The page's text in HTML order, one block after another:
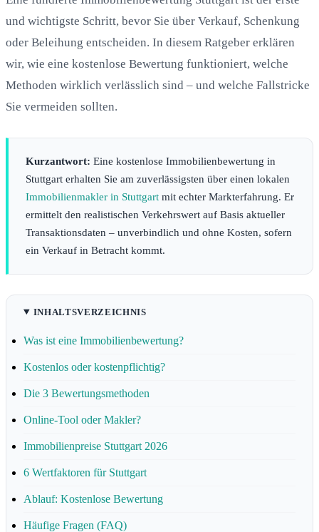
und wichtigste Schritt, bevor Sie über Verkauf, Schenkung
oder Beleihung entscheiden. In diesem Ratgeber erklären
wir, wie eine kostenlose Bewertung funktioniert, welche
Methoden wirklich verlässlich sind – und welche Fallstricke
Sie vermeiden sollten.
Kurzantwort: Eine kostenlose Immobilienbewertung in
Stuttgart erhalten Sie am zuverlässigsten über einen lokalen
Immobilienmakler in Stuttgart mit echter Markterfahrung. Er
ermittelt den realistischen Verkehrswert auf Basis aktueller
Transaktionsdaten – unverbindlich und ohne Kosten, sofern
ein Verkauf in Betracht kommt.
INHALTSVERZEICHNIS
Was ist eine Immobilienbewertung?
Kostenlos oder kostenpflichtig?
Die 3 Bewertungsmethoden
Online-Tool oder Makler?
Immobilienpreise Stuttgart 2026
6 Wertfaktoren für Stuttgart
Ablauf: Kostenlose Bewertung
Häufige Fragen (FAQ)